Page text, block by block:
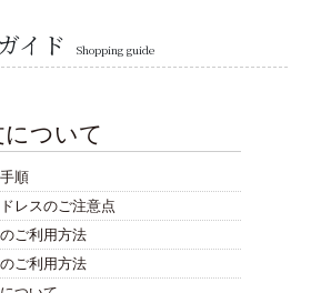
イド Shopping guide
について
順
レスのご注意点
ご利用方法
ご利用方法